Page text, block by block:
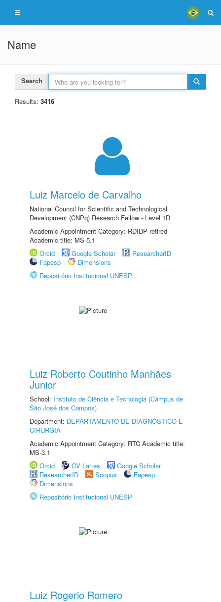
Name
Search
Results: 3416
Luiz Marcelo de Carvalho
National Council for Scientific and Technological
Development (CNPq) Research Fellow - Level 1D
Academic Appointment Category: RDIDP retired
Academic title: MS-5.1
Orcid
Google Scholar
ResearcherID
Fapesp
Dimensions
Repositório Institucional UNESP
Luiz Roberto Coutinho Manhães
Junior
School: Instituto de Ciência e Tecnologia (Câmpus de
São José dos Campos)
Department: DEPARTAMENTO DE DIAGNÓSTICO E
CIRURGIA
Academic Appointment Category: RTC Academic title:
MS-3.1
Orcid
CV Lattes
Google Scholar
ResearcherID
Scopus
Fapesp
Dimensions
Repositório Institucional UNESP
Luiz Rogerio Romero